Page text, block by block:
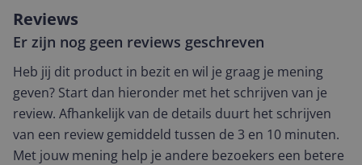
Reviews
Er zijn nog geen reviews geschreven
Heb jij dit product in bezit en wil je graag je mening
geven? Start dan hieronder met het schrijven van je
review. Afhankelijk van de details duurt het schrijven
van een review gemiddeld tussen de 3 en 10 minuten.
Met jouw mening help je andere bezoekers een betere